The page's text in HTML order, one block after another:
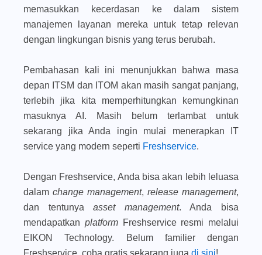
memasukkan kecerdasan ke dalam sistem
manajemen layanan mereka untuk tetap relevan
dengan lingkungan bisnis yang terus berubah.
Pembahasan kali ini menunjukkan bahwa masa
depan ITSM dan ITOM akan masih sangat panjang,
terlebih jika kita memperhitungkan kemungkinan
masuknya AI. Masih belum terlambat untuk
sekarang jika Anda ingin mulai menerapkan IT
service yang modern seperti Freshservice.
Dengan Freshservice, Anda bisa akan lebih leluasa
dalam change management, release management,
dan tentunyaasset management. Anda bisa
mendapatkan platform Freshservice resmi melalui
EIKON Technology. Belum familier dengan
Freshservice, coba gratis sekarang juga di sini!